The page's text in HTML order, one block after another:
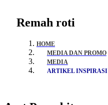
Remah roti
HOME
MEDIA DAN PROMO
MEDIA
ARTIKEL INSPIRASI